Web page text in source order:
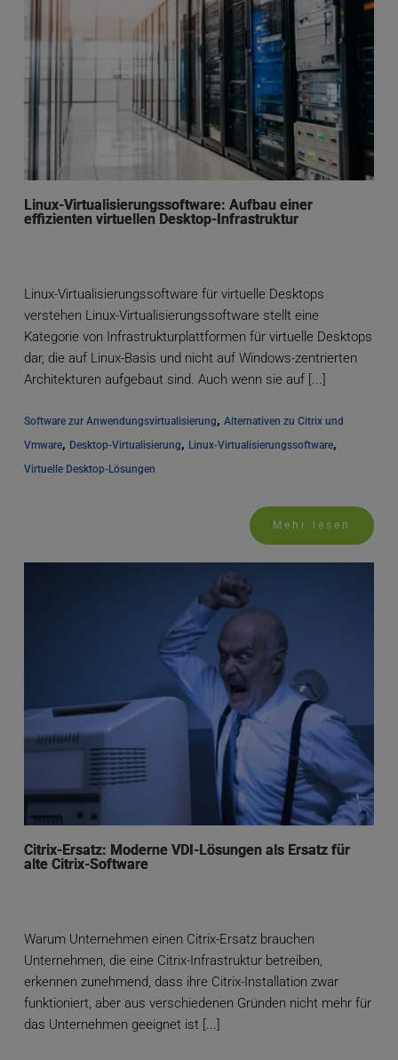
Linux-Virtualisierungssoftware: Aufbau einer
effizienten virtuellen Desktop-Infrastruktur
Linux-Virtualisierungssoftware für virtuelle Desktops
verstehen Linux-Virtualisierungssoftware stellt eine
Kategorie von Infrastrukturplattformen für virtuelle Desktops
dar, die auf Linux-Basis und nicht auf Windows-zentrierten
Architekturen aufgebaut sind. Auch wenn sie auf [...]
Software zur Anwendungsvirtualisierung, Alternativen zu Citrix und
Vmware, Desktop-Virtualisierung, Linux-Virtualisierungssoftware
Virtuelle Desktop-Lösungen
Mehr lesen
Citrix-Ersatz: Moderne VDI-Lösungen als Ersatz für
alte Citrix-Software
Warum Unternehmen einen Citrix-Ersatz brauchen
Unternehmen, die eine Citrix-Infrastruktur betreiben,
erkennen zunehmend, dass ihre Citrix-Installation zwar
funktioniert, aber aus verschiedenen Gründen nicht mehr für
das Unternehmen geeignet ist [...]